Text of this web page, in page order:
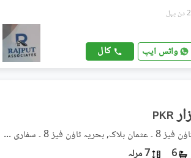
واٹس ایپ کال
PKR
بحریہ ٹاؤن فیز 8 ۔ عثمان بلاک, بحریہ ٹاؤن فیز 8 ۔ سفاری ویلی
6 7 مرلہ